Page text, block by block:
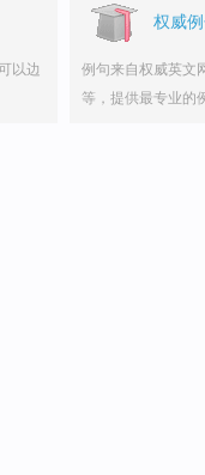
以边
权威
例句来自权威英文
等，提供最专业的